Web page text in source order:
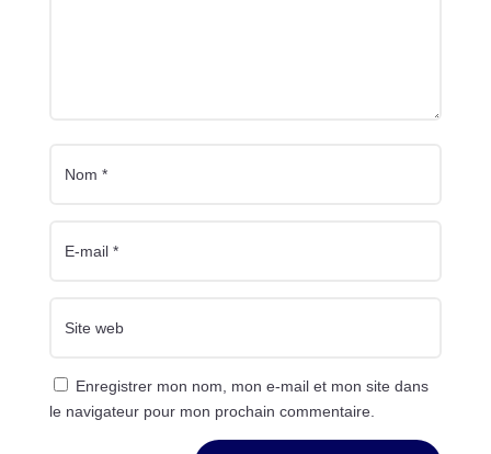
Enregistrer mon nom, mon e-mail et mon site dans
le navigateur pour mon prochain commentaire.